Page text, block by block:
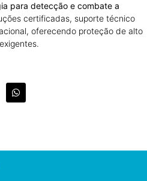
para detecção e combate a
certificadas, suporte técnico
oferecendo proteção de alto